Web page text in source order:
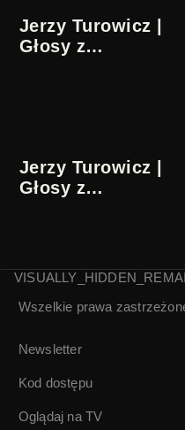
Jerzy Turowicz |
Głosy z
Jerzy Turowicz |
Głosy z
Jerzy Turowicz |
przeszłości | 5/5
Wszelkie prawa
Newsletter
Kod dostępu
Oglądaj na TV